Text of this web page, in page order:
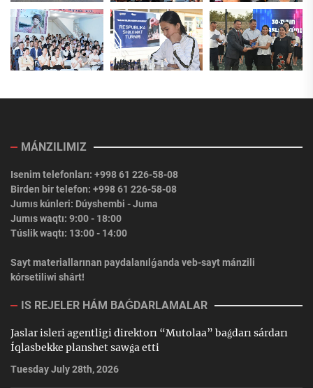
MÁNZILIMIZ
Isenim telefonları: +998 61 226-58-08
Birden bir telefon: +998 61 226-58-08
Jumıs kúnleri: Dúyshembi - Juma
Jumıs waqtı: 9:00 - 18:00
Túslik waqtı: 13:00 - 14:00
Sayt materiallarınan paydalanılǵanda veb-sayt mánzili
kórsetiliwi shárt!
IS REJELER HÁM BAǴDARLAMALAR
Jaslar isleri agentligi direktorı “Mutolaa” baǵdarı sárdarı
Íqlasbekke planshet sawǵa etti
Tuesday July 28th, 2026